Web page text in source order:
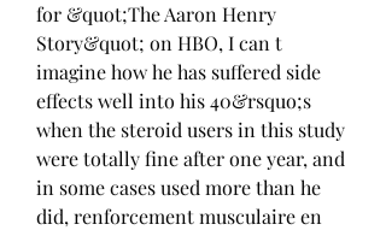
for &quot;The Aaron Henry
Story&quot; on HBO, I can t
imagine how he has suffered side
effects well into his 40&rsquo;s
when the steroid users in this study
were totally fine after one year, and
in some cases used more than he
did, renforcement musculaire en